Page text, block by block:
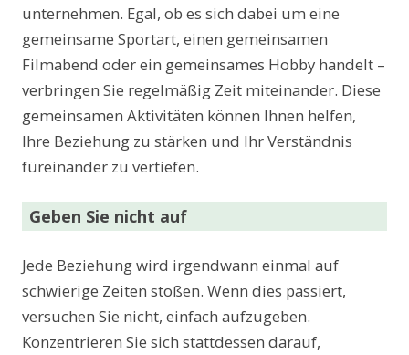
unternehmen. Egal, ob es sich dabei um eine
gemeinsame Sportart, einen gemeinsamen
Filmabend oder ein gemeinsames Hobby handelt –
verbringen Sie regelmäßig Zeit miteinander. Diese
gemeinsamen Aktivitäten können Ihnen helfen,
Ihre Beziehung zu stärken und Ihr Verständnis
füreinander zu vertiefen.
Geben Sie nicht auf
Jede Beziehung wird irgendwann einmal auf
schwierige Zeiten stoßen. Wenn dies passiert,
versuchen Sie nicht, einfach aufzugeben.
Konzentrieren Sie sich stattdessen darauf,